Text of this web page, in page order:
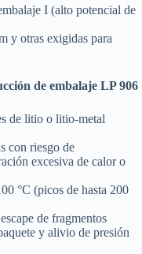
I (alto potencial de
y otras exigidas para
de embalaje LP 906
de litio o litio-metal
con riesgo de
excesiva de calor o
°C (picos de hasta 200
de fragmentos
y alivio de presión